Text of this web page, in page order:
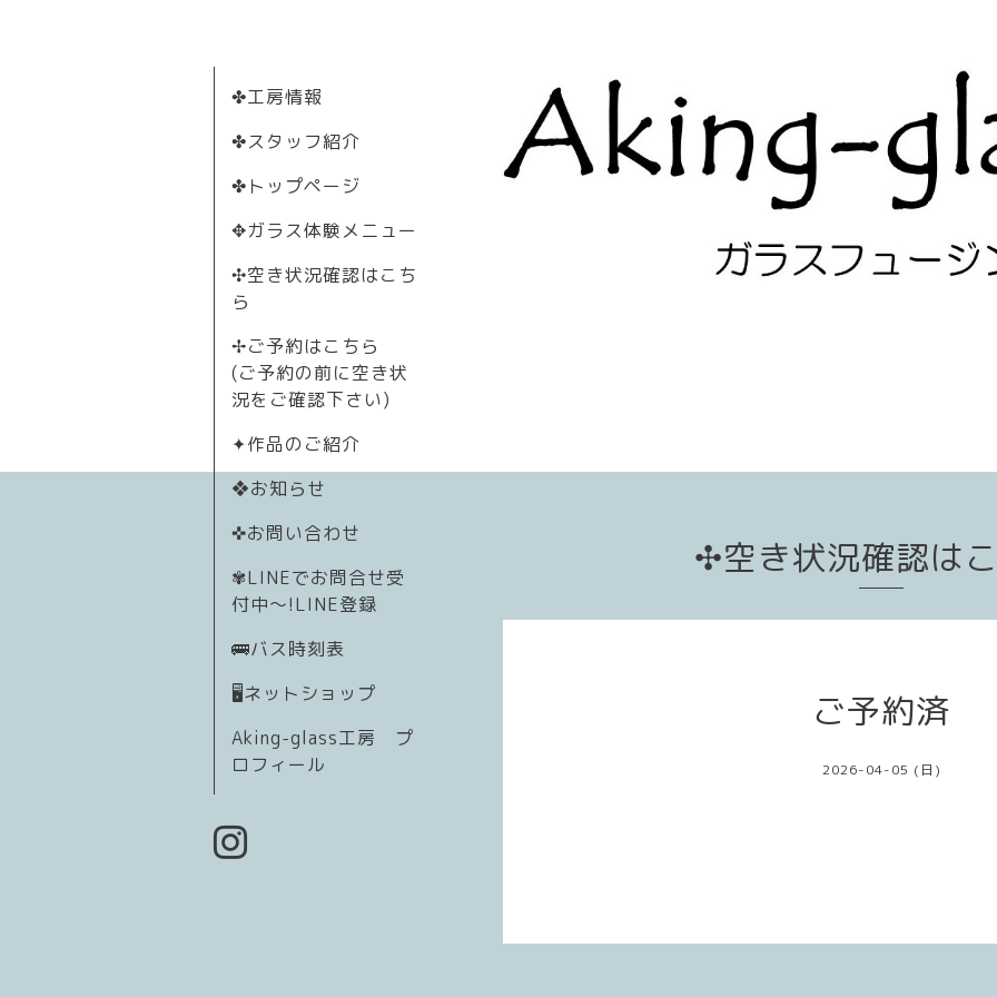
✤工房情報
✤スタッフ紹介
✤トップページ
✥ガラス体験メニュー
✣空き状況確認はこち
ら
✢ご予約はこちら
(ご予約の前に空き状
況をご確認下さい)
✦作品のご紹介
❖お知らせ
✜お問い合わせ
✾LINEでお問合せ受
付中〜!LINE登録
🚌バス時刻表
🖥️ネットショップ
Aking-glass工房 プ
ロフィール
✣空き状況確認は
ご予約済
2026-04-05 (日)